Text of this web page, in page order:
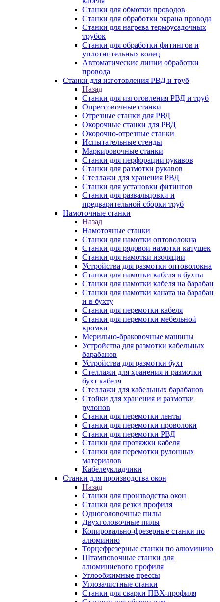
Станки для обмотки проводов
Станки для обработки экрана провода
Станки для нагрева термоусадочных
трубок
Станки для обработки фитингов и
уплотнительных колец
Автоматические линии обработки
провода
Станки для изготовления РВД и труб
Назад
Станки для изготовления РВД и труб
Опрессовочные станки
Отрезные станки для РВД
Окорочные станки для РВД
Окорочно-отрезные станки
Испытательные стенды
Маркировочные станки
Станки для перфорации рукавов
Станки для размотки рукавов
Стеллажи для хранения РВД
Станки для установки фитингов
Станки для развальцовки и
предварительной сборки труб
Намоточные станки
Назад
Намоточные станки
Станки для намотки оптоволокна
Станки для рядовой намотки катушек
Станки для намотки изоляции
Устройства для размотки оптоволокна
Станки для намотки кабеля в бухты
Станки для намотки кабеля на барабан
Станки для намотки каната на барабан
и в бухту
Станки для перемотки кабеля
Станки для перемотки мебельной
кромки
Мерильно-браковочные машины
Устройства для размотки кабельных
барабанов
Устройства для размотки бухт
Стеллажи для хранения и размотки
бухт кабеля
Стеллажи для кабельных барабанов
Стойки для хранения и размотки
рулонов
Станки для перемотки ленты
Станки для перемотки проволоки
Станки для перемотки РВД
Станки для протяжки кабеля
Станки для перемотки рулонных
материалов
Кабелеукладчики
Станки для производства окон
Назад
Станки для производства окон
Станки для резки профиля
Одноголовочные пилы
Двухголовочные пилы
Копировально-фрезерные станки по
алюминию
Торцефрезерные станки по алюминию
Штамповочные станки для
алюминиевого профиля
Углообжимные прессы
Углозачистные станки
Станки для сварки ПВХ-профиля